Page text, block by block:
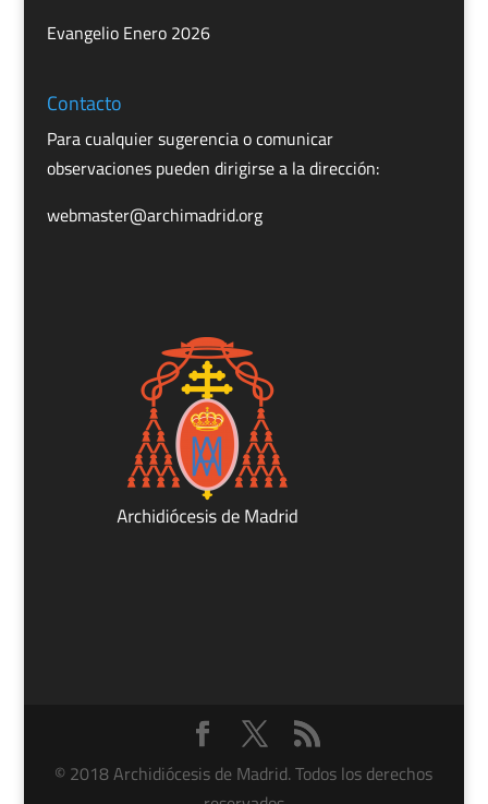
Evangelio Enero 2026
Contacto
Para cualquier sugerencia o comunicar
observaciones pueden dirigirse a la dirección:
webmaster@archimadrid.org
© 2018 Archidiócesis de Madrid. Todos los derechos